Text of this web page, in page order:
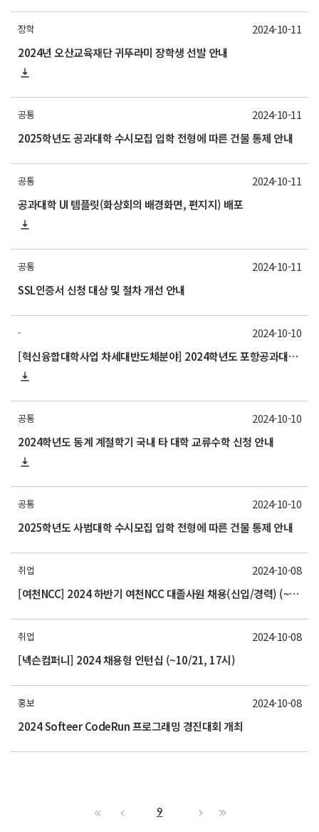
장학
2024년 오산교육재단 귀뚜라미 장학생 선발 안내
2024-10-11
공통
2025학년도 공과대학 수시모집 입학 전형에 따른 건물 통제 안내
2024-10-11
공통
공과대학 UI 템플릿(화상회의 배경화면, 편지지) 배포
2024-10-11
공통
SSL인증서 신청 대상 및 절차 개선 안내
2024-10-11
-
[혁신융합대학사업 차세대반도체분야] 2024학년도 포항공과대학교 동계 계절학기 교류 수학 안내
2024-10-10
공통
2024학년도 동계 계절학기 국내 타 대학 교류수학 신청 안내
2024-10-10
공통
2025학년도 사범대학 수시모집 입학 전형에 따른 건물 통제 안내
2024-10-10
취업
[여천NCC] 2024 하반기 여천NCC 대졸사원 채용(신입/경력) (~10/21(월) 15시까지)
2024-10-08
취업
[넥슨컴퍼니] 2024 채용형 인턴십 (~10/21, 17시)
2024-10-08
홍보
2024 Softeer CodeRun 프로그래밍 경진대회 개최
2024-10-08
9